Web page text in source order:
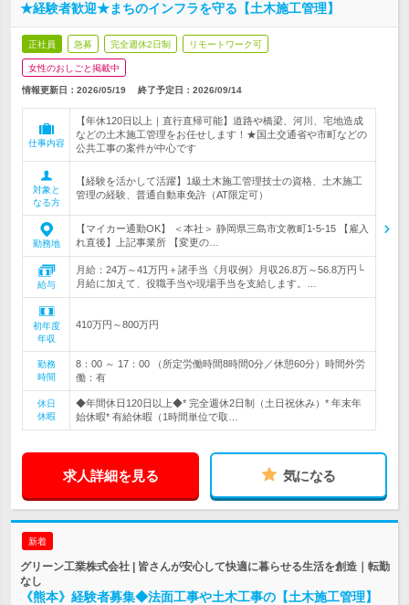
★経験者歓迎★まちのインフラを守る【土木施工管理】
正社員 急募 完全週休2日制 リモートワーク可
女性のおしごと掲載中
情報更新日：2026/05/19 終了予定日： 2026/09/14
仕事内容
【年休120日以上｜直行直帰可能】道路や橋梁、河川、宅地造成
などの土木施工管理をお任せします！★国土交通省や市町などの
公共工事の案件が中心です
対象と
なる方
【経験を活かして活躍】1級土木施工管理技士の資格、土木施工
管理の経験、普通自動車免許（AT限定可）
勤務地
【マイカー通勤OK】 ＜本社＞ 静岡県三島市文教町1-5-15 【雇入
れ直後】上記事業所 【変更の…
給与
月給：24万～41万円＋諸手当《月収例》月収26.8万～56.8万円└
月給に加えて、役職手当や現場手当を支給します。…
初年度
年収
410万円～800万円
勤務
時間
8：00 ～ 17：00 （所定労働時間8時間0分／休憩60分）時間外労
働：有
休日
休暇
◆年間休日120日以上◆* 完全週休2日制（土日祝休み）* 年末年
始休暇* 有給休暇（1時間単位で取…
求人詳細を見る 気になる
新着
グリーン工業株式会社 | 皆さんが安心して快適に暮らせる生活を創造｜転勤
なし
《熊本》経験者募集◆法面工事や土木工事の【土木施工管理】